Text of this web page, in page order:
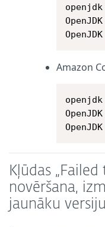
OpenJDK
Amazon
OpenJDK
Kļūdas
novēršana,
jaunāku versiju